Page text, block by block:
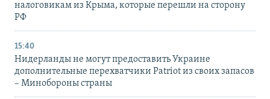
налоговикам из Крыма, которые перешли на сторону
РФ
15:40
Нидерланды не могут предоставить Украине
дополнительные перехватчики Patriot из своих запасов
– Минобороны страны